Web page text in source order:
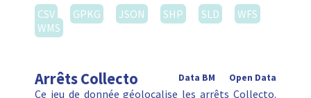
CSV
GPKG JSON SHP SLD
WFS
WMS
Arrêts Collecto Open Data
Data BM
Ce jeu de donnée géolocalise les arrêts Collecto.